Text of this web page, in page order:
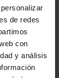
de redes
con
y análisis
-